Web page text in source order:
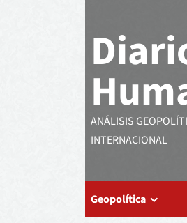
ANÁLISIS
INTERNACIONAL
Geopolítica